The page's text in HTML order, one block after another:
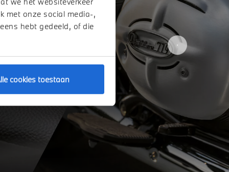
met onze social media-,
hebt gedeeld, of die
cookies toestaan